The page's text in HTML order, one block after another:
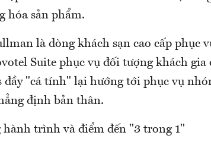
hóa sản phẩm.
là dòng khách sạn cao cấp phục
Suite phục vụ đối tượng khách
"cá tính" lại hướng tới phục vụ
định bản thân.
hành trình và điểm đến "3 trong 1"